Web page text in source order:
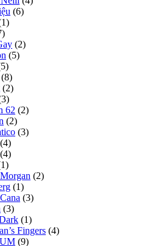
(6)
(2)
(5)
(8)
(2)
62 (2)
(2)
(3)
(4)
(4)
(2)
(1)
(3)
(3)
(1)
Fingers (4)
(9)